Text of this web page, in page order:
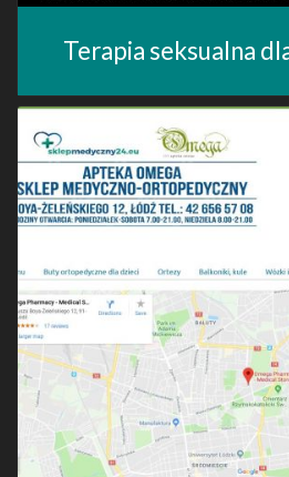
Terapia seksualna